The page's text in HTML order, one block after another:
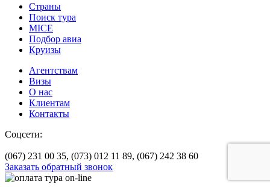
Страны
Поиск тура
MICE
Подбор авиа
Круизы
Агентствам
Визы
О нас
Клиентам
Контакты
Соцсети:
(067) 231 00 35, (073) 012 11 89, (067) 242 38 60
Заказать обратный звонок